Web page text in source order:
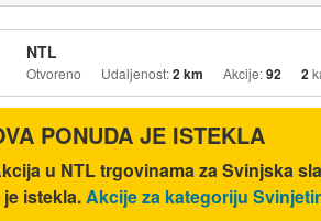
NTL
Otvoreno Udaljenost:2 km Akcije:92 2
PONUDA JE ISTEKLA
u NTL trgovinama za Svinjska
je istekla.Akcije za kategoriju